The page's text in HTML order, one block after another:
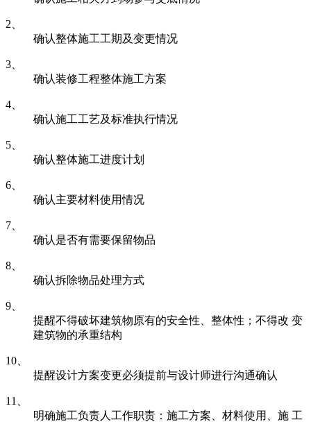
2、
确认整体施工工期及变更情况
3、
确认装修工程整体施工方案
4、
确认施工工艺及标准执行情况
5、
确认整体施工进度计划
6、
确认主要材料使用情况
7、
确认是否有需要保留物品
8、
确认拆除物品处理方式
9、
提醒不得破坏建筑物原有的安全性、整体性；不得改 变
建筑物的承重结构
10、
提醒设计方案变更必须提前与设计师进行沟通确认
11、
明确施工负责人工作职责：施工方案、材料使用、施 工